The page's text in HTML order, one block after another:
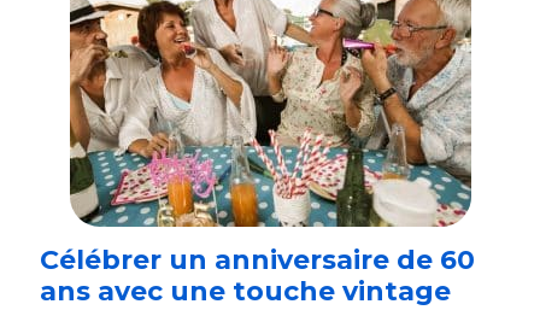
Célébrer un anniversaire de 60
ans avec une touche vintage